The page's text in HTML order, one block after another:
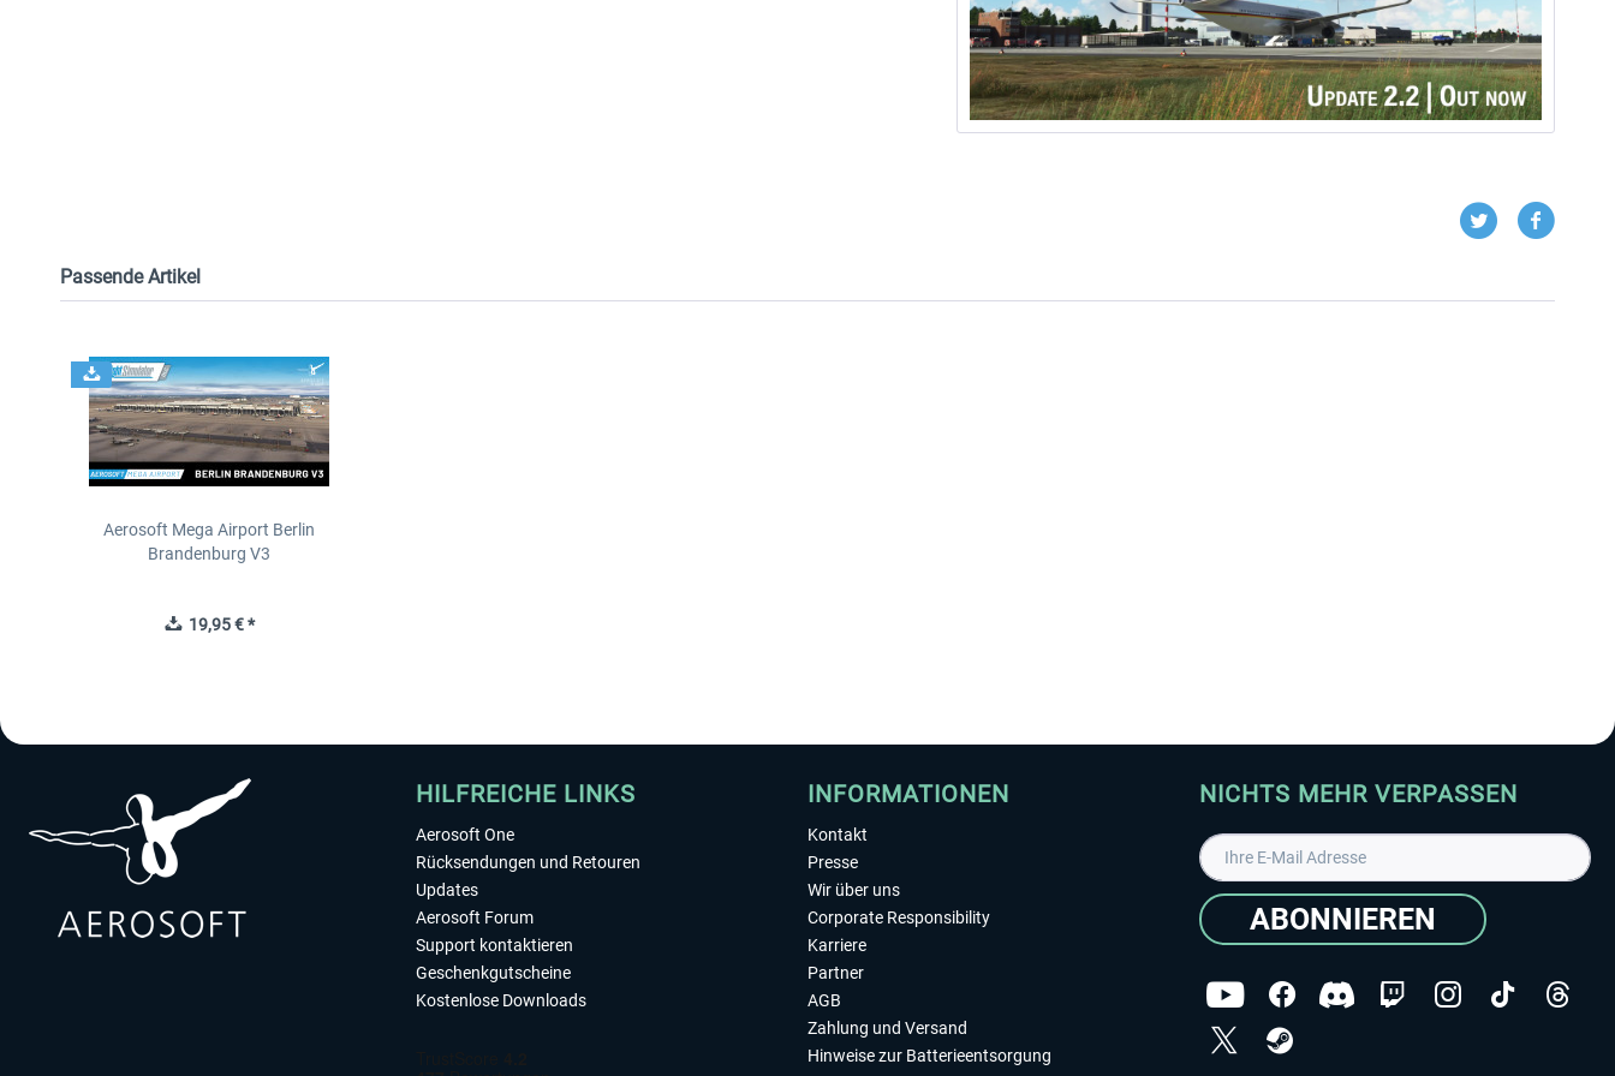
Passende Artikel
Aerosoft Mega Airport Berlin
Brandenburg V3
19,95 € *
HILFREICHE LINKS
Aerosoft One
Rücksendungen und Retouren
Updates
Aerosoft Forum
Support kontaktieren
Geschenkgutscheine
Kostenlose Downloads
INFORMATIONEN
Kontakt
Presse
Wir über uns
Corporate Responsibility
Karriere
Partner
AGB
Zahlung und Versand
Hinweise zur Batterieentsorgung
NICHTS MEHR VERPASSEN
ABONNIEREN